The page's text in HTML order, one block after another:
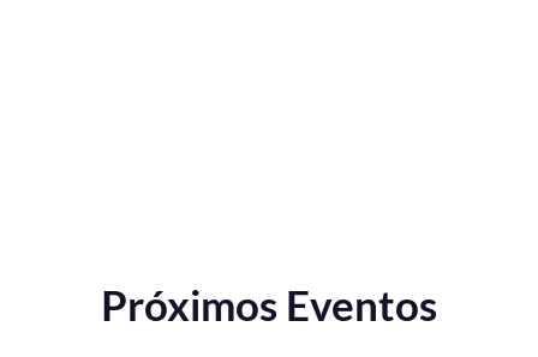
Próximos Eventos